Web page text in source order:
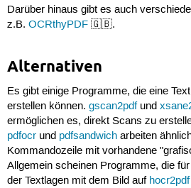
Darüber hinaus gibt es auch
z.B. OCRthyPDF🇬🇧.
Alternativen
Es gibt einige Programme, die eine
erstellen können. gscan2pdfund
ermöglichen es, direkt Scans zu
pdfocrund pdfsandwicharbeiten
Kommandozeile mit vorhandene
Allgemein scheinen Programme, die
der Textlagen mit dem Bild auf hocr2pdf